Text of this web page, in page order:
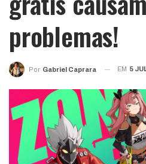
problemas!
Por Gabriel Caprara EM 5